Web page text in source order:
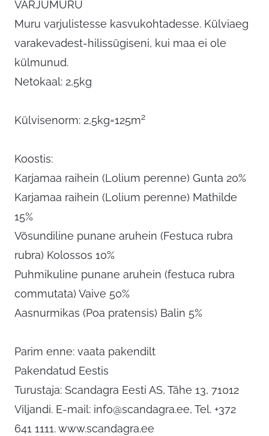
VARJUMURU
Muru varjulistesse kasvukohtadesse. Külviaeg
varakevadest-hilissügiseni, kui maa ei ole
külmunud.
Netokaal: 2,5kg
Külvisenorm: 2,5kg=125m2
Koostis:
Karjamaa raihein (Lolium perenne) Gunta 20%
Karjamaa raihein (Lolium perenne) Mathilde
15%
Võsundiline punane aruhein (Festuca rubra
rubra) Kolossos 10%
Puhmikuline punane aruhein (festuca rubra
commutata) Vaive 50%
Aasnurmikas (Poa pratensis) Balin 5%
Parim enne: vaata pakendilt
Pakendatud Eestis
Turustaja: Scandagra Eesti AS, Tähe 13, 71012
Viljandi. E-mail: info@scandagra.ee, Tel. +372
641 1111. www.scandagra.ee